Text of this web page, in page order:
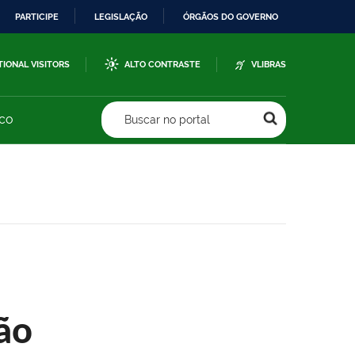
PARTICIPE LEGISLAÇÃO ÓRGÃOS DO GOVERNO
VISITORS ALTO CONTRASTE VLIBRAS
Buscar no portal